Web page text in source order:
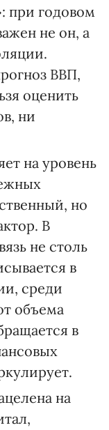
при годовом
не он, а
ВВП,
оценить
ни
на уровень
но
В
не столь
в
среди
объема
в
на